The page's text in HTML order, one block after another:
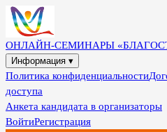
ОНЛАЙН-СЕМИНАРЫ
Информация ▾
Политика конфиденциальности
доступа
Анкета кандидата в организаторы
ВойтиРегистрация